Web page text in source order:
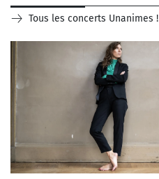
Tous les concerts Unanimes !